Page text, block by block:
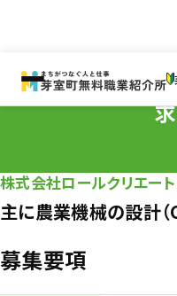
主に農業機械
株式会社ロールクリエート
主に農業機械の設計
募集要項